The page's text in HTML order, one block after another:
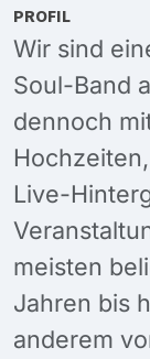
PROFIL
Wir sind
Soul-Band
dennoch
Live-
meisten
Jahren bis
anderem